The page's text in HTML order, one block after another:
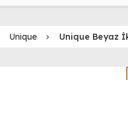
Unique Unique Beyaz